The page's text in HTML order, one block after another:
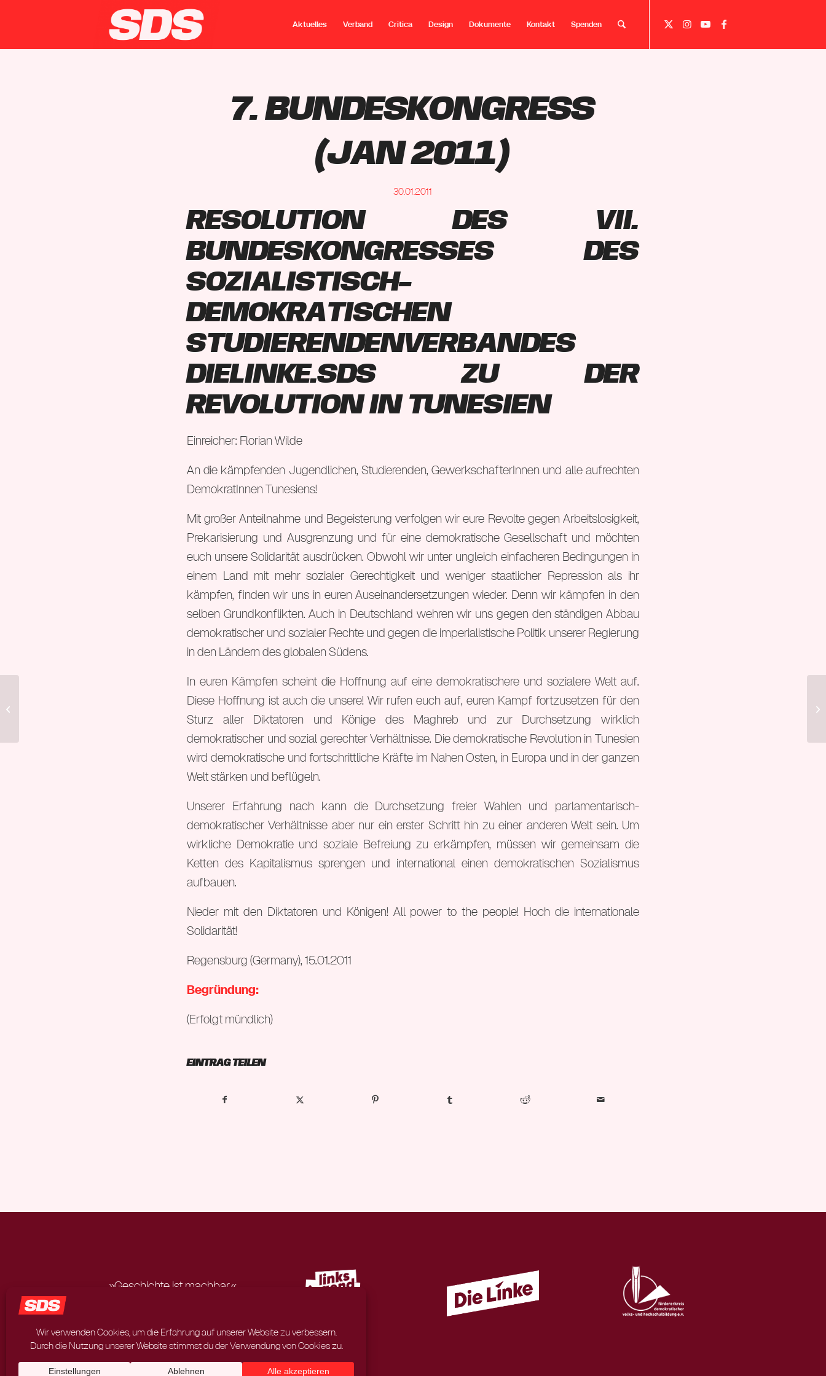
Aktuelles Verband Critica Design Dokumente Kontakt Spenden
7. Bundeskongress
(Jan 2011)
30.01.2011
Resolution des VII.
Bundeskongresses des
sozialistisch-
demokratischen
Studierendenverbandes
DieLinke.SDS zu der
Revolution in Tunesien
Einreicher: Florian Wilde
An die kämpfenden Jugendlichen, Studierenden, GewerkschafterInnen und alle aufrechten
DemokratInnen Tunesiens!
Mit großer Anteilnahme und Begeisterung verfolgen wir eure Revolte gegen Arbeitslosigkeit,
Prekarisierung und Ausgrenzung und für eine demokratische Gesellschaft und möchten
euch unsere Solidarität ausdrücken. Obwohl wir unter ungleich einfacheren Bedingungen in
einem Land mit mehr sozialer Gerechtigkeit und weniger staatlicher Repression als ihr
kämpfen, finden wir uns in euren Auseinandersetzungen wieder. Denn wir kämpfen in den
selben Grundkonflikten. Auch in Deutschland wehren wir uns gegen den ständigen Abbau
demokratischer und sozialer Rechte und gegen die imperialistische Politik unserer Regierung
in den Ländern des globalen Südens.
In euren Kämpfen scheint die Hoffnung auf eine demokratischere und sozialere Welt auf.
Diese Hoffnung ist auch die unsere! Wir rufen euch auf, euren Kampf fortzusetzen für den
Sturz aller Diktatoren und Könige des Maghreb und zur Durchsetzung wirklich
demokratischer und sozial gerechter Verhältnisse. Die demokratische Revolution in Tunesien
wird demokratische und fortschrittliche Kräfte im Nahen Osten, in Europa und in der ganzen
Welt stärken und beflügeln.
Unserer Erfahrung nach kann die Durchsetzung freier Wahlen und parlamentarisch-
demokratischer Verhältnisse aber nur ein erster Schritt hin zu einer anderen Welt sein. Um
wirkliche Demokratie und soziale Befreiung zu erkämpfen, müssen wir gemeinsam die
Ketten des Kapitalismus sprengen und international einen demokratischen Sozialismus
aufbauen.
Nieder mit den Diktatoren und Königen! All power to the people! Hoch die internationale
Solidarität!
Regensburg (Germany), 15.01.2011
Begründung:
(Erfolgt mündlich)
Eintrag teilen
»Geschichte ist machbar.«
8.